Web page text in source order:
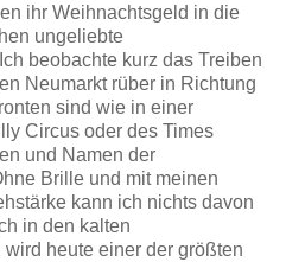
ihr Weihnachtsgeld in die
ungeliebte
beobachte kurz das Treiben
Neumarkt rüber in Richtung
sind wie in einer
Circus oder des Times
und Namen der
Brille und mit meinen
kann ich nichts davon
in den kalten
heute einer der größten